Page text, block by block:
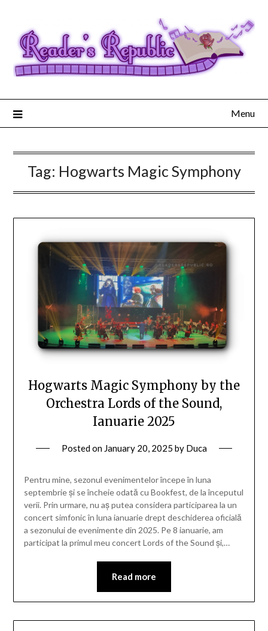
Menu
Tag: Hogwarts Magic Symphony
Hogwarts Magic Symphony by the
Orchestra Lords of the Sound,
Ianuarie 2025
Posted on January 20, 2025 by Duca
Pentru mine, sezonul evenimentelor începe în luna
septembrie și se încheie odată cu Bookfest, de la începutul
verii. Prin urmare, nu aș putea considera participarea la un
concert simfonic în luna ianuarie drept deschiderea oficială
a sezonului de evenimente din 2025. Pe 8 ianuarie, am
participat la primul meu concert Lords of the Sound și,…
Read more